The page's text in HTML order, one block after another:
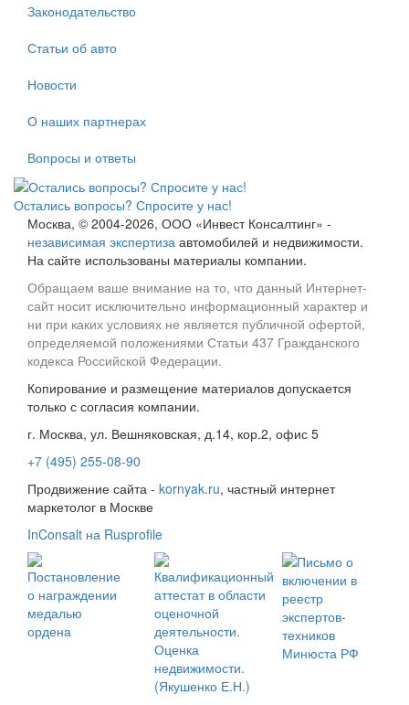
Законодательство
Статьи об авто
Новости
О наших партнерах
Вопросы и ответы
Остались вопросы? Спросите у нас!
Москва, © 2004-2026, ООО «Инвест Консалтинг» -
независимая экспертиза автомобилей и недвижимости.
На сайте использованы материалы компании.
Обращаем ваше внимание на то, что данный Интернет-
сайт носит исключительно информационный характер и
ни при каких условиях не является публичной офертой,
определяемой положениями Статьи 437 Гражданского
кодекса Российской Федерации.
Копирование и размещение материалов допускается
только с согласия компании.
г. Москва, ул. Вешняковская, д.14, кор.2, офис 5
+7 (495) 255-08-90
Продвижение сайта - kornyak.ru, частный интернет
маркетолог в Москве
InConsalt на Rusprofile